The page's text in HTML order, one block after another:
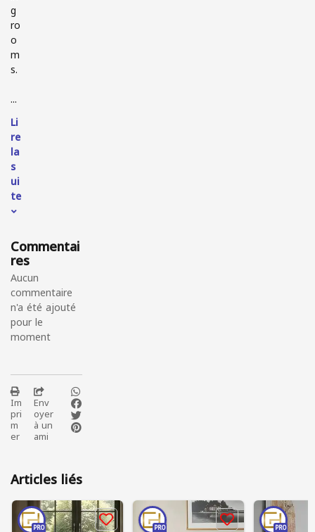
g
ro
o
m
s.
...
Li
re
la
s
ui
te
Commentai
res
Aucun
commentaire
n'a été ajouté
pour le
moment
Im
pri
m
er
Env
oyer
à un
ami
Articles liés
PRO PRO PRO